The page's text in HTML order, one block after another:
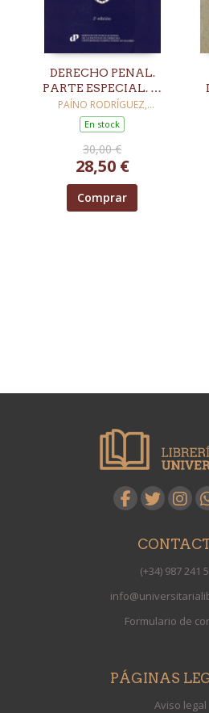
DERECHO PENAL.
PARTE ESPECIAL. 5ª
ED.
PAÍNO RODRÍGUEZ,
FRANCISCO JAVIER
En stock
30,00 €
28,50 €
Comprar
(+34) 987 241
Formulario de
PÁGINAS
Aviso legal